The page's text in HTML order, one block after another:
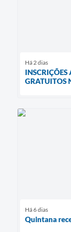
Há 2 dias
INSCRIÇÕES
GRATUITOS
Há 6 dias
Quintana